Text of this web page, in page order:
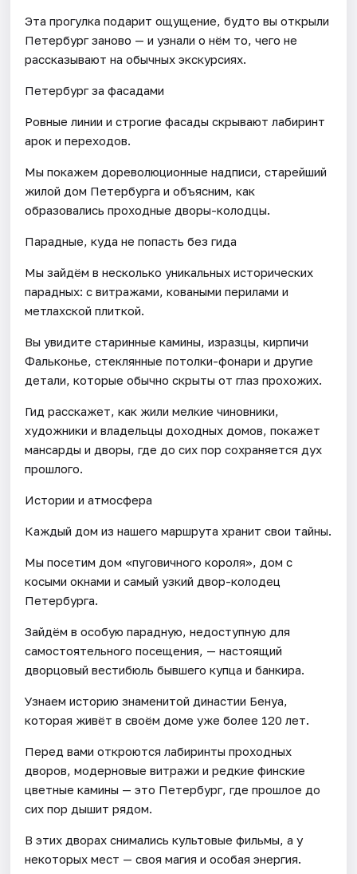
Эта прогулка подарит ощущение, будто вы открыли
Петербург заново — и узнали о нём то, чего не
рассказывают на обычных экскурсиях.
Петербург за фасадами
Ровные линии и строгие фасады скрывают лабиринт
арок и переходов.
Мы покажем дореволюционные надписи, старейший
жилой дом Петербурга и объясним, как
образовались проходные дворы-колодцы.
Парадные, куда не попасть без гида
Мы зайдём в несколько уникальных исторических
парадных: с витражами, коваными перилами и
метлахской плиткой.
Вы увидите старинные камины, изразцы, кирпичи
Фальконье, стеклянные потолки-фонари и другие
детали, которые обычно скрыты от глаз прохожих.
Гид расскажет, как жили мелкие чиновники,
художники и владельцы доходных домов, покажет
мансарды и дворы, где до сих пор сохраняется дух
прошлого.
Истории и атмосфера
Каждый дом из нашего маршрута хранит свои тайны.
Мы посетим дом «пуговичного короля», дом с
косыми окнами и самый узкий двор-колодец
Петербурга.
Зайдём в особую парадную, недоступную для
самостоятельного посещения, — настоящий
дворцовый вестибюль бывшего купца и банкира.
Узнаем историю знаменитой династии Бенуа,
которая живёт в своём доме уже более 120 лет.
Перед вами откроются лабиринты проходных
дворов, модерновые витражи и редкие финские
цветные камины — это Петербург, где прошлое до
сих пор дышит рядом.
В этих дворах снимались культовые фильмы, а у
некоторых мест — своя магия и особая энергия.